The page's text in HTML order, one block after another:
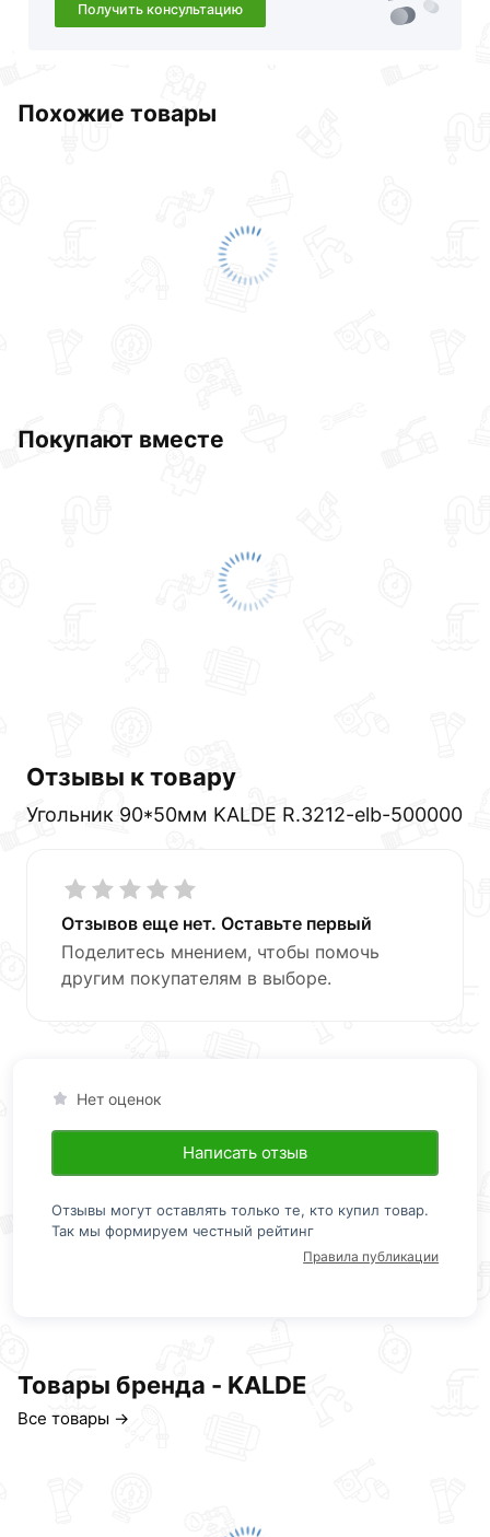
Получить консультацию
Похожие товары
Покупают вместе
Отзывы к товару
Угольник 90*50мм KALDE R.3212-elb-500000
Отзывов еще нет. Оставьте первый
Поделитесь мнением, чтобы помочь
другим покупателям в выборе.
Нет оценок
Написать отзыв
Отзывы могут оставлять только те, кто купил товар.
Так мы формируем честный рейтинг
Правила публикации
Товары бренда - KALDE
Все товары →